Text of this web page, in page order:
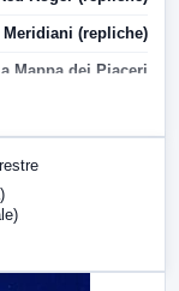
Meridiani (repliche)
Mappa dei Piaceri